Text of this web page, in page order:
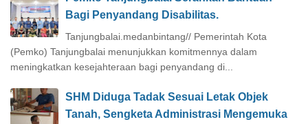
Bagi Penyandang Disabilitas.
Tanjungbalai.medanbintang// Pemerintah Kota
(Pemko) Tanjungbalai menunjukkan komitmennya dalam
meningkatkan kesejahteraan bagi penyandang di...
SHM Diduga Tadak Sesuai Letak Objek
Tanah, Sengketa Administrasi Mengemuka